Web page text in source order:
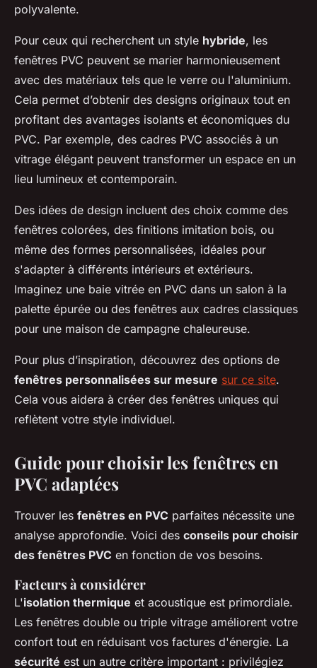
polyvalente.
Pour ceux qui recherchent un style hybride, les
fenêtres PVC peuvent se marier harmonieusement
avec des matériaux tels que le verre ou l'aluminium.
Cela permet d’obtenir des designs originaux tout en
profitant des avantages isolants et économiques du
PVC. Par exemple, des cadres PVC associés à un
vitrage élégant peuvent transformer un espace en un
lieu lumineux et contemporain.
Des idées de design incluent des choix comme des
fenêtres colorées, des finitions imitation bois, ou
même des formes personnalisées, idéales pour
s'adapter à différents intérieurs et extérieurs.
Imaginez une baie vitrée en PVC dans un salon à la
palette épurée ou des fenêtres aux cadres classiques
pour une maison de campagne chaleureuse.
Pour plus d’inspiration, découvrez des options de
fenêtres personnalisées sur mesure sur ce site.
Cela vous aidera à créer des fenêtres uniques qui
reflètent votre style individuel.
Guide pour choisir les fenêtres en
PVC adaptées
Trouver les fenêtres en PVC parfaites nécessite une
analyse approfondie. Voici des conseils pour choisir
des fenêtres PVC en fonction de vos besoins.
Facteurs à considérer
L'isolation thermique et acoustique est primordiale.
Les fenêtres double ou triple vitrage améliorent votre
confort tout en réduisant vos factures d'énergie. La
sécurité est un autre critère important : privilégiez